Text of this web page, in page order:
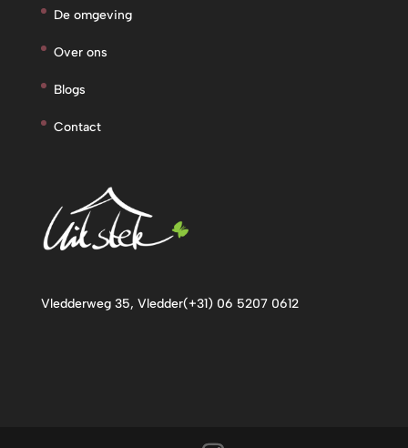
De omgeving
Over ons
Blogs
Contact
Vledderweg 35, Vledder(+31) 06 5207 0612